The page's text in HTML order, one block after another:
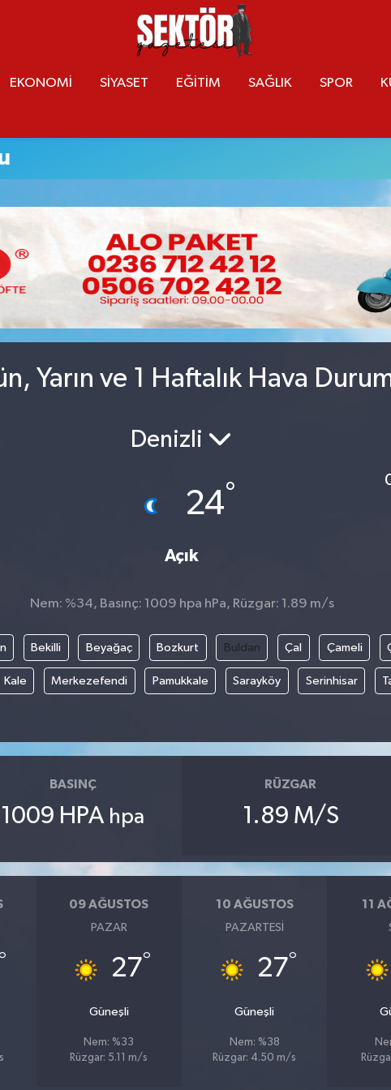
EKONOMİ SİYASET EĞİTİM SAĞLIK SPOR
Yarın ve 1 Haftalık Hava
Denizli
24°
Açık
Nem: %34, Basınç: 1009 hpa hPa, Rüzgar: 1.89 m/s
Bekilli Beyağaç Bozkurt Buldan Çal Çameli
Kale Merkezefendi Pamukkale Sarayköy Serinhisar
BASINÇ
1009 HPA hpa
RÜZGAR
1.89 M/S
09 AĞUSTOS
PAZAR
27°
Güneşli
Nem: %33
Rüzgar: 5.11 m/s
10 AĞUSTOS
PAZARTESI
27°
Güneşli
Nem: %38
Rüzgar: 4.50 m/s
11